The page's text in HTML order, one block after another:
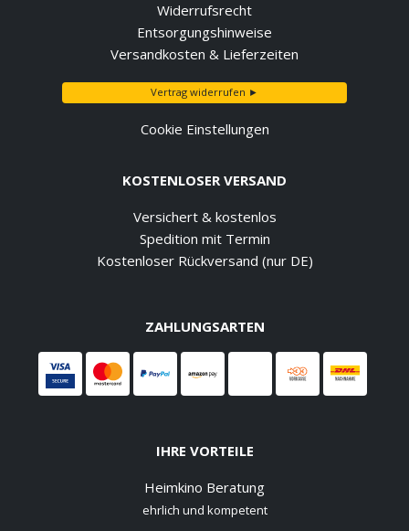
Widerrufsrecht
Entsorgungshinweise
Versandkosten & Lieferzeiten
Vertrag widerrufen ►
Cookie Einstellungen
KOSTENLOSER VERSAND
Versichert & kostenlos
Spedition mit Termin
Kostenloser Rückversand (nur DE)
ZAHLUNGSARTEN
IHRE VORTEILE
Heimkino Beratung
ehrlich und kompetent